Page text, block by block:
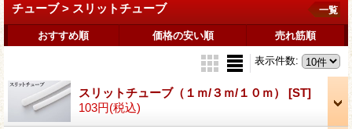
チューブ > スリットチューブ 一覧
おすすめ順 価格の安い順 売れ筋順
表示件数:
スリットチューブ（１ｍ/３ｍ/１０ｍ） [ST]
103円(税込)